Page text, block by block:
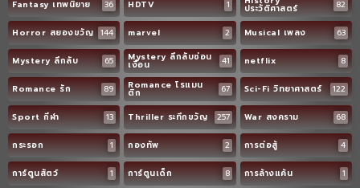
Fantasy เทพนิยาย 36 HDTV 1 ประวัติศาสตร์ 82
Horror สยองขวัญ 144 marvel 2 Musical เพลง 63
Mystery ลึกลับ 65 Mystery ลึกลับซ่อน
เงื่อน 41 netflix 8
Romance รัก 89 Romance โรแมน
ติก 67 Sci-Fi วิทยาศาสตร์ 122
Sport กีฬา 13 Thriller ระทึกขวัญ 257 War สงคราม 68
กระรอก 1 กองทัพ 2 การต่อสู้ 4
การ์ตูนสัตว์ 1 การ์ตูนเด็ก 8 การล้างแค้น 1